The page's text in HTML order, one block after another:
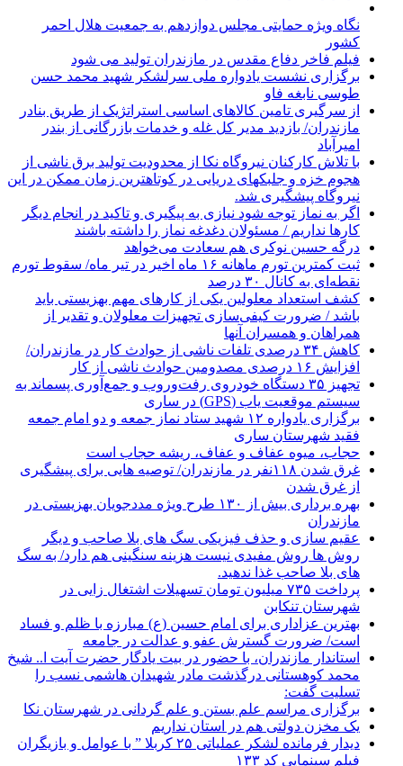
نگاه ویژه حمایتی مجلس دوازدهم به جمعیت هلال احمر
کشور
فیلم فاخر دفاع مقدس در مازندران تولید می شود
برگزاری نشست یادواره ملی سرلشکر شهید محمد حسن
طوسی نابغه فاو
از سرگیری تامین کالاهای اساسی استراتژیک از طریق بنادر
مازندران/ بازدید مدیر کل غله و خدمات بازرگانی از بندر
امیرآباد
با تلاش کارکنان نیروگاه نکا از محدودیت تولید برق ناشی از
هجوم خزه و جلبکهای دریایی در کوتاهترین زمان ممکن در این
نیروگاه پیشگیری شد.
اگر به نماز توجه شود نیازی به پیگیری و تاکید در انجام دیگر
کارها نداریم / مسئولان دغدغه نماز را داشته باشند
درگه حسین نوکری هم سعادت می‌خواهد
ثبت کمترین تورم ماهانه ۱۶ ماه اخیر در تیر ماه/ سقوط تورم
نقطه‌ای به کانال ۳۰ درصد
کشف استعداد معلولین یکی از کارهای مهم بهزیستی باید
باشد / ضرورت کیفی‌سازی تجهیزات معلولان و تقدیر از
همراهان و همسران آنها
کاهش ۳۴ درصدی تلفات ناشی از حوادث كار در مازندران/
افزایش ۱۶ درصدی مصدومین حوادث ناشی از کار
تجهیز ۳۵ دستگاه خودروی رفت‌وروب و جمع‌آوری پسماند به
سیستم موقعیت یاب (GPS) در ساری
برگزاری یادواره ۱۲ شهید ستاد نماز جمعه و دو امام جمعه
فقید شهرستان ساری
حجاب، میوه عفاف و عفاف، ریشه حجاب است
غرق شدن ۱۱۸نفر در مازندران/ توصيه هايی برای پيشگيری
از غرق شدن
بهره برداری بیش از ۱۳۰ طرح ویژه مددجویان بهزیستی در
مازندران
عقیم سازی و حذف فیزیکی سگ های بلا صاحب و دیگر
روش ها روش مفیدی نیست هزینه سنگینی هم دارد/ به سگ
های بلا صاحب غذا ندهید.
پرداخت ۷۳۵ میلیون تومان تسهیلات اشتغال زایی در
شهرستان تنکابن
بهترین عزاداری برای امام حسین (ع) مبارزه با ظلم و فساد
است/ ضرورت گسترش عفو و عدالت در جامعه
استاندار مازندران، با حضور در بیت یادگار حضرت آیت ا.. شیخ
محمد کوهستانی درگذشت مادر شهیدان هاشمی نسب را
تسلیت گفت:
برگزاری مراسم علم بستن و علم گردانی در شهرستان نکا
یک مخزن دولتی هم در استان نداریم
دیدار فرمانده لشکر عملیاتی ۲۵ کربلا ” با عوامل و بازیگران
فیلم سینمایی کد ۱۳۳